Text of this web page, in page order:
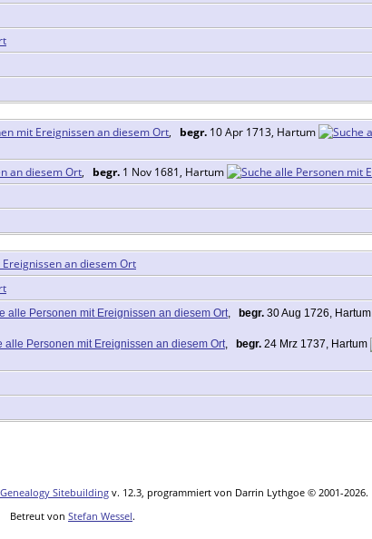
, begr. 10 Apr 1713, Hartum
, begr. 1 Nov 1681, Hartum
begr. 30 Aug 1726, Hartum
begr. 24 Mrz 1737, Hartum
Sitebuilding v. 12.3, programmiert von Darrin Lythgoe © 2001-2026.
Betreut von Stefan Wessel.